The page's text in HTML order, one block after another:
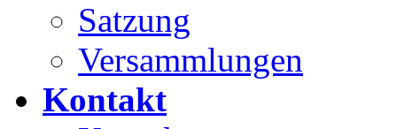
Satzung
Versammlungen
Kontakt